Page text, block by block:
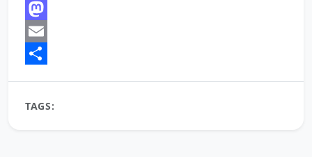
Facebook
Mastodon
Email
TAGS: